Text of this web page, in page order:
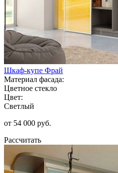
Шкаф-купе Фрай
Материал фасада:
Цветное стекло
Цвет:
Светлый
от 54 000 руб.
Рассчитать